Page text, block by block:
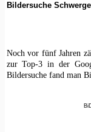
Bildersuche
Noch vor fünf Jahren
zur Top-3 in der
Bildersuche fand man